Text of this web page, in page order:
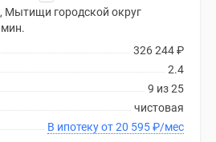
Мытищи городской округ
326 244₽
2.4
9 из 25
чистовая
В ипотеку от 20 595₽/мес